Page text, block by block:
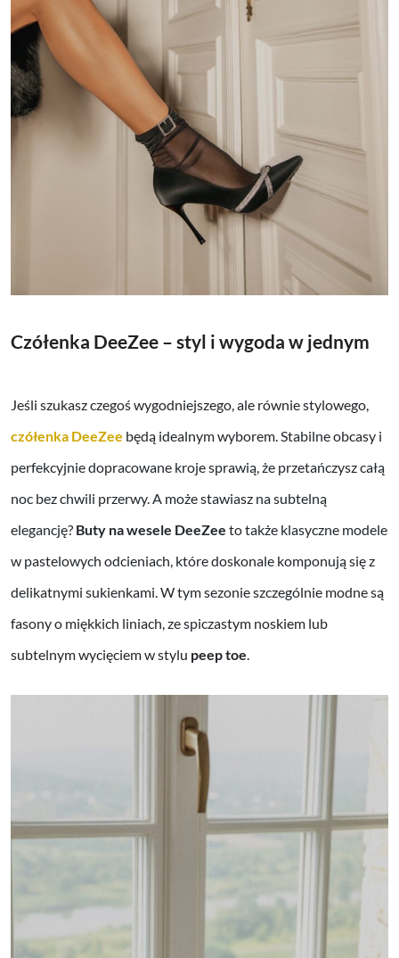
Czółenka DeeZee – styl i wygoda w jednym
Jeśli szukasz czegoś wygodniejszego, ale równie stylowego,
czółenka DeeZee będą idealnym wyborem. Stabilne obcasy i
perfekcyjnie dopracowane kroje sprawią, że przetańczysz całą
noc bez chwili przerwy. A może stawiasz na subtelną
elegancję? Buty na wesele DeeZee to także klasyczne modele
w pastelowych odcieniach, które doskonale komponują się z
delikatnymi sukienkami. W tym sezonie szczególnie modne są
fasony o miękkich liniach, ze spiczastym noskiem lub
subtelnym wycięciem w stylu peep toe.